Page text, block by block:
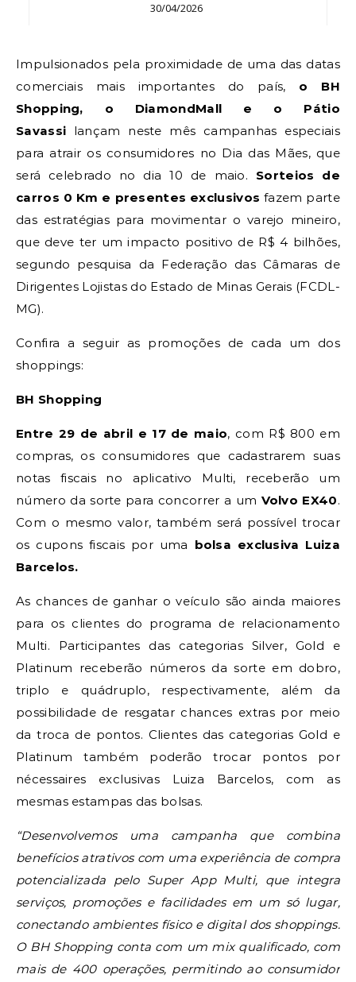
30/04/2026
Impulsionados pela proximidade de uma das datas
comerciais mais importantes do país, o BH
Shopping, o DiamondMall e o Pátio
Savassi lançam neste mês campanhas especiais
para atrair os consumidores no Dia das Mães, que
será celebrado no dia 10 de maio. Sorteios de
carros 0 Km e presentes exclusivos fazem parte
das estratégias para movimentar o varejo mineiro,
que deve ter um impacto positivo de R$ 4 bilhões,
segundo pesquisa da Federação das Câmaras de
Dirigentes Lojistas do Estado de Minas Gerais (FCDL-
MG).
Confira a seguir as promoções de cada um dos
shoppings:
BH Shopping
Entre 29 de abril e 17 de maio, com R$ 800 em
compras, os consumidores que cadastrarem suas
notas fiscais no aplicativo Multi, receberão um
número da sorte para concorrer a um Volvo EX40.
Com o mesmo valor, também será possível trocar
os cupons fiscais por uma bolsa exclusiva Luiza
Barcelos.
As chances de ganhar o veículo são ainda maiores
para os clientes do programa de relacionamento
Multi. Participantes das categorias Silver, Gold e
Platinum receberão números da sorte em dobro,
triplo e quádruplo, respectivamente, além da
possibilidade de resgatar chances extras por meio
da troca de pontos. Clientes das categorias Gold e
Platinum também poderão trocar pontos por
nécessaires exclusivas Luiza Barcelos, com as
mesmas estampas das bolsas.
“Desenvolvemos uma campanha que combina
benefícios atrativos com uma experiência de compra
potencializada pelo Super App Multi, que integra
serviços, promoções e facilidades em um só lugar,
conectando ambientes físico e digital dos shoppings.
O BH Shopping conta com um mix qualificado, com
mais de 400 operações, permitindo ao consumidor